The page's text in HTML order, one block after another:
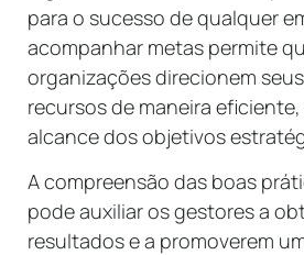
para o sucesso de qualquer
acompanhar metas permite
organizações direcionem
recursos de maneira
alcance dos objetivos
A compreensão das boas
pode auxiliar os gestores a
resultados e a promoverem